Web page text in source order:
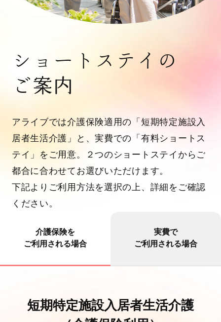
ショートステイの
ご案内
アライブでは介護保険適用の「短期特定施設入
居者生活介護」と、実費での「有料ショートス
テイ」をご用意。２つのショートステイからご
都合に合わせてお選びいただけます。
下記よりご利用方法を選択の上、詳細をご確認
ください。
介護保険を
ご利用される場合
実費で
ご利用される場合
短期特定施設入居者生活介護